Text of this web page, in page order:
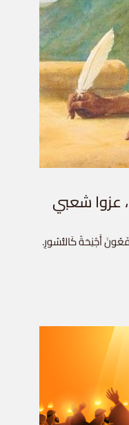
أَجْنِحَةً كَالنُّسُورِ.